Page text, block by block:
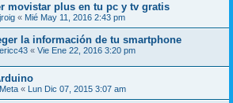
movistar plus en tu pc y tv gratis
jroig « Mié May 11, 2016 2:43 pm
la información de tu smartphone
ericc43 « Vie Ene 22, 2016 3:20 pm
Meta « Lun Dic 07, 2015 3:07 am